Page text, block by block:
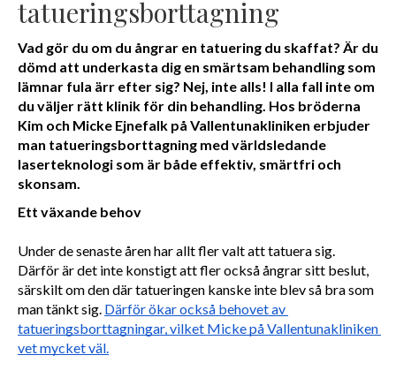
tatueringsborttagning
Vad gör du om du ångrar en tatuering du skaffat? Är du
dömd att underkasta dig en smärtsam behandling som
lämnar fula ärr efter sig? Nej, inte alls! I alla fall inte om
du väljer rätt klinik för din behandling. Hos bröderna
Kim och Micke Ejnefalk på Vallentunakliniken erbjuder
man tatueringsborttagning med världsledande
laserteknologi som är både effektiv, smärtfri och
skonsam.
Ett växande behov
Under de senaste åren har allt fler valt att tatuera sig.
Därför är det inte konstigt att fler också ångrar sitt beslut,
särskilt om den där tatueringen kanske inte blev så bra som
man tänkt sig. Därför ökar också behovet av
tatueringsborttagningar, vilket Micke på Vallentunakliniken
vet mycket väl.